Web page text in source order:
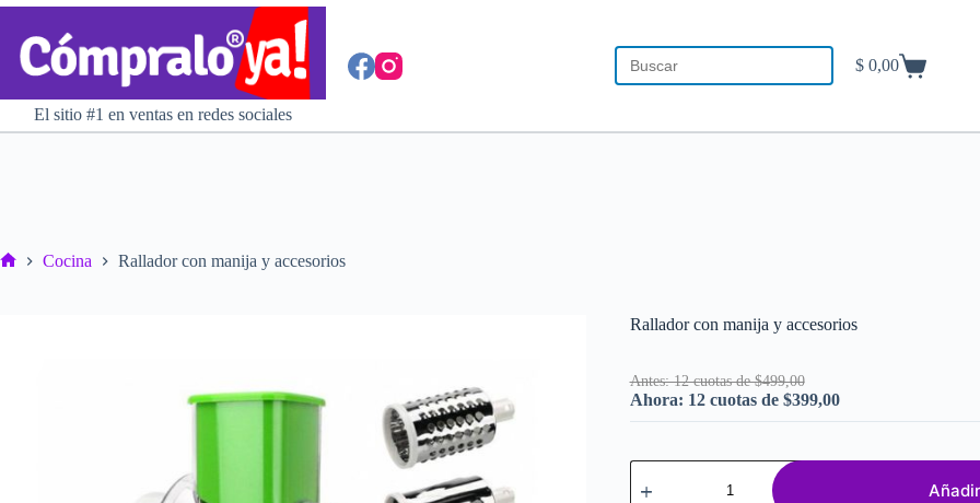
Saltar
contenido
El sitio #1 en ventas en redes sociales
Carro
$0,00
Cocina Rallador con manija y accesorios
Rallador con manija y accesorios
Antes: 12 cuotas de $499,00
Ahora: 12 cuotas de $399,00
Rallador
con